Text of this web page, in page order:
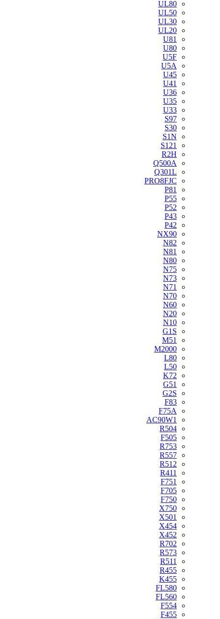
UL80
UL50
UL30
UL20
U81
U80
U5F
U5A
U45
U41
U36
U35
U33
S97
S30
S1N
S121
R2H
Q500A
Q301L
PRO8FJC
P81
P55
P52
P43
P42
NX90
N82
N81
N80
N75
N73
N71
N70
N60
N20
N10
G1S
M51
M2000
L80
L50
K72
G51
G2S
F83
F75A
AC90W1
R504
F505
R753
R557
R512
R411
F751
F705
F750
X750
X501
X454
X452
R702
R573
R511
R455
K455
FL580
FL560
F554
F455